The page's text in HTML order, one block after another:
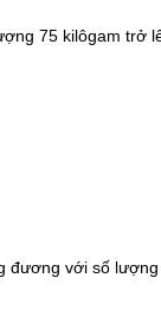
75 kilôgam trở
với số